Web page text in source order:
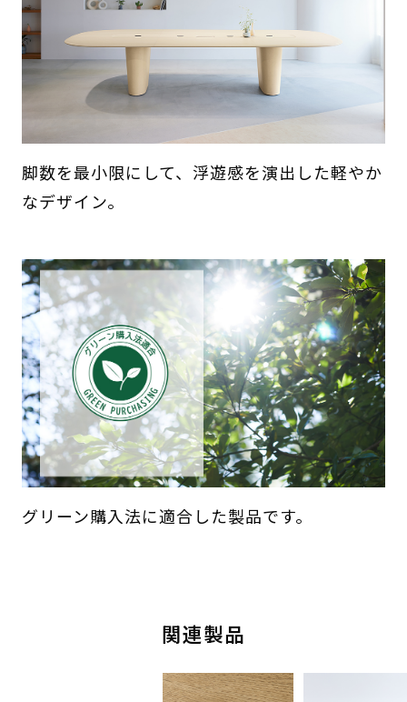
脚数を最小限にして、浮遊感を演出した軽やか
なデザイン。
グリーン購入法に適合した製品です。
関連製品